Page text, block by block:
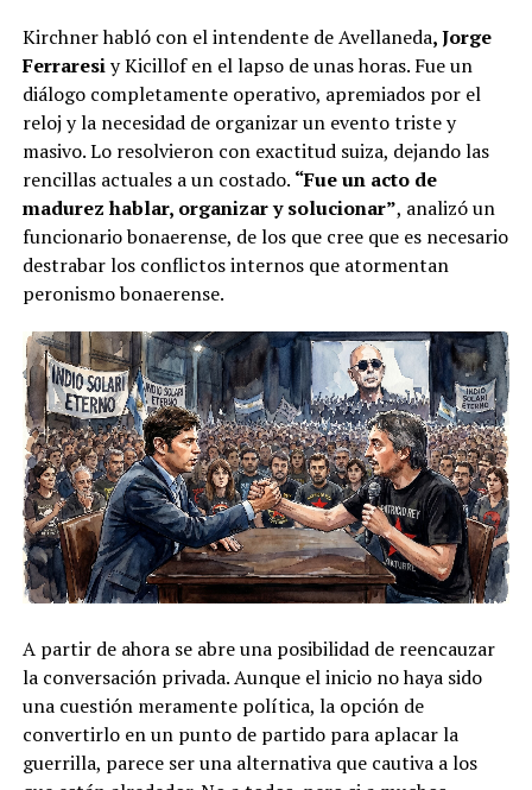
Kirchner habló con el intendente de Avellaneda, Jorge
Ferraresiy Kicillof en el lapso de unas horas. Fue un
diálogo completamente operativo, apremiados por el
reloj y la necesidad de organizar un evento triste y
masivo. Lo resolvieron con exactitud suiza, dejando las
rencillas actuales a un costado. “Fue un acto de
madurez hablar, organizar y solucionar”, analizó un
funcionario bonaerense, de los que cree que es necesario
destrabar los conflictos internos que atormentan
peronismo bonaerense.
A partir de ahora se abre una posibilidad de reencauzar
la conversación privada. Aunque el inicio no haya sido
una cuestión meramente política, la opción de
convertirlo en un punto de partido para aplacar la
guerrilla, parece ser una alternativa que cautiva a los